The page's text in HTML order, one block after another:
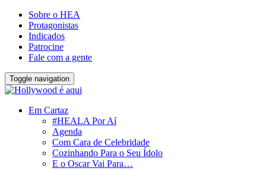
Sobre o HEA
Protagonistas
Indicados
Patrocine
Fale com a gente
Toggle navigation
Em Cartaz
#HEALA Por Aí
Agenda
Com Cara de Celebridade
Cozinhando Para o Seu Ídolo
E o Oscar Vai Para…